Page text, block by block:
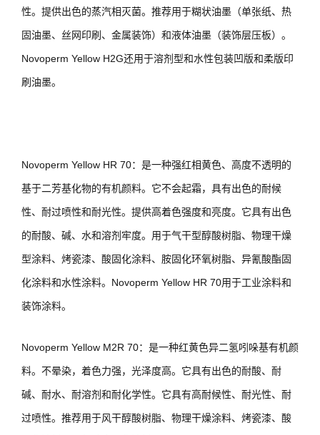
性。提供出色的蒸汽相灭菌。推荐用于糊状油墨（单张纸、热
固油墨、丝网印刷、金属装饰）和液体油墨（装饰层压板）。
Novoperm Yellow H2G还用于溶剂型和水性包装凹版和柔版印
刷油墨。
Novoperm Yellow HR 70：是一种强红相黄色、高度不透明的
基于二芳基化物的有机颜料。它不会起霜，具有出色的耐候
性、耐过喷性和耐光性。提供高着色强度和亮度。它具有出色
的耐酸、碱、水和溶剂牢度。用于气干型醇酸树脂、物理干燥
型涂料、烤瓷漆、酸固化涂料、胺固化环氧树脂、异氰酸酯固
化涂料和水性涂料。Novoperm Yellow HR 70用于工业涂料和
装饰涂料。
Novoperm Yellow M2R 70：是一种红黄色异二氢吲哚基有机颜
料。不晕染，着色力强，光泽度高。它具有出色的耐酸、耐
碱、耐水、耐溶剂和耐化学性。它具有高耐候性、耐光性、耐
过喷性。推荐用于风干醇酸树脂、物理干燥涂料、烤瓷漆、酸